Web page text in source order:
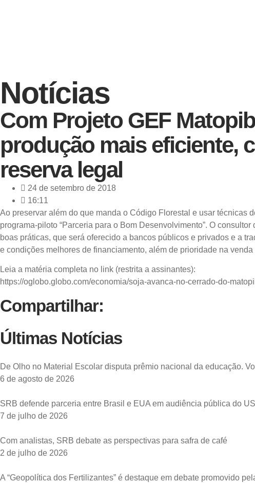
Notícias
Com Projeto GEF
produção mais eficiente,
reserva legal
24 de setembro de 2018
16:11
Ao preservar além do que manda o Código Florestal e usar técnicas
programa-piloto “Parceria para o Bom Desenvolvimento”. O
boas práticas, que será oferecido a bancos públicos e privados e a
e condições melhores de financiamento, além de prioridade na
Leia a matéria completa no link (restrita a assinantes):
https://oglobo.globo.com/economia/soja-avanca-no-cerrado-do-
Compartilhar:
Últimas Notícias
De Olho no Material Escolar disputa prêmio nacional da educação.
6 de agosto de 2026
SRB defende parceria entre Brasil e EUA em audiência pública do
7 de julho de 2026
Com analistas, SRB debate as perspectivas para safra de café
2 de julho de 2026
A “Geopolítica dos Fertilizantes” é destaque em debate promovido